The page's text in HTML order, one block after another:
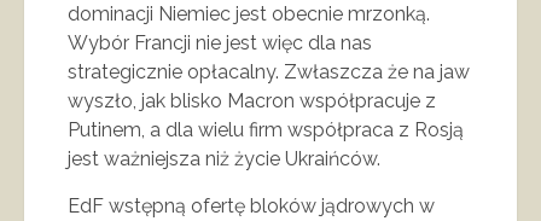
dominacji Niemiec jest obecnie mrzonką.
Wybór Francji nie jest więc dla nas
strategicznie opłacalny. Zwłaszcza że na jaw
wyszło, jak blisko Macron współpracuje z
Putinem, a dla wielu firm współpraca z Rosją
jest ważniejsza niż życie Ukraińców.
EdF wstępną ofertę bloków jądrowych w